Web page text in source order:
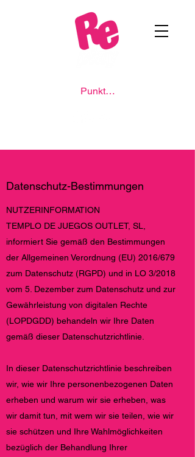
Punkte ansehen
Datenschutz-Bestimmungen
NUTZERINFORMATION
TEMPLO DE JUEGOS OUTLET, SL,
informiert Sie gemäß den Bestimmungen
der Allgemeinen Verordnung (EU) 2016/679
zum Datenschutz (RGPD) und in LO 3/2018
vom 5. Dezember zum Datenschutz und zur
Gewährleistung von digitalen Rechte
(LOPDGDD) behandeln wir Ihre Daten
gemäß dieser Datenschutzrichtlinie.
In dieser Datenschutzrichtlinie beschreiben
wir, wie wir Ihre personenbezogenen Daten
erheben und warum wir sie erheben, was
wir damit tun, mit wem wir sie teilen, wie wir
sie schützen und Ihre Wahlmöglichkeiten
bezüglich der Behandlung Ihrer